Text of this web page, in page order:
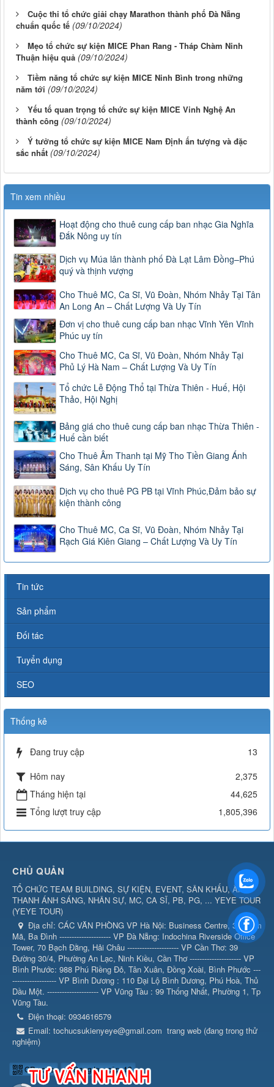
Cuộc thi tổ chức giải chạy Marathon thành phố Đà Nẵng
chuẩn quốc tế (09/10/2024)
Mẹo tổ chức sự kiện MICE Phan Rang - Tháp Chàm Ninh
Thuận hiệu quả (09/10/2024)
Tiềm năng tổ chức sự kiện MICE Ninh Bình trong những
năm tới (09/10/2024)
Yếu tố quan trọng tổ chức sự kiện MICE Vinh Nghệ An
thành công (09/10/2024)
Ý tưởng tổ chức sự kiện MICE Nam Định ấn tượng và đặc
sắc nhất (09/10/2024)
Tin xem nhiều
Hoạt động cho thuê cung cấp ban nhạc Gia Nghĩa
Đắk Nông uy tín
Dịch vụ Múa lân thành phố Đà Lạt Lâm Đồng–Phú
quý và thịnh vượng
Cho Thuê MC, Ca Sĩ, Vũ Đoàn, Nhóm Nhảy Tại Tân
An Long An – Chất Lượng Và Uy Tín
Đơn vị cho thuê cung cấp ban nhạc Vĩnh Yên Vĩnh
Phúc uy tín
Cho Thuê MC, Ca Sĩ, Vũ Đoàn, Nhóm Nhảy Tại
Phủ Lý Hà Nam – Chất Lượng Và Uy Tín
Tổ chức Lễ Động Thổ tại Thừa Thiên - Huế, Hội
Thảo, Hội Nghị
Bảng giá cho thuê cung cấp ban nhạc Thừa Thiên -
Huế cần biết
Cho Thuê Âm Thanh tại Mỹ Tho Tiền Giang Ánh
Sáng, Sân Khấu Uy Tín
Dịch vụ cho thuê PG PB tại Vĩnh Phúc,Đảm bảo sự
kiện thành công
Cho Thuê MC, Ca Sĩ, Vũ Đoàn, Nhóm Nhảy Tại
Rạch Giá Kiên Giang – Chất Lượng Và Uy Tín
Tin tức
Sản phẩm
Đối tác
Tuyển dụng
SEO
Thống kê
Đang truy cập
13
Hôm nay
2,375
Tháng hiện tại
44,625
Tổng lượt truy cập
1,805,396
CHỦ QUẢN
TỔ CHỨC TEAM BUILDING, SỰ KIỆN, EVENT, SÂN KHẤU, ÂM
THANH ÁNH SÁNG, NHÂN SỰ, MC, CA SĨ, PB, PG, ... YEYE TOUR
(YEYE TOUR)
Địa chỉ: CÁC VĂN PHÒNG VP Hà Nội: Business Centre, 360 Kim
Mã, Ba Đình --------------------- VP Đà Nẵng: Indochina Riverside Office
Tower, 70 Bạch Đằng, Hải Châu --------------------- VP Cần Thơ: 39
Đường 30/4, Phường An Lạc, Ninh Kiều, Cần Thơ --------------------- VP
Bình Phước: 988 Phú Riềng Đỏ, Tân Xuân, Đồng Xoài, Bình Phước ---
------------------ VP Bình Dương : 110 Đại Lộ Bình Dương, Phú Hoà, Thủ
Dầu Một. --------------------- VP Vũng Tàu : 99 Thống Nhất, Phường 1, Tp
Vũng Tàu.
Điện thoại: 0934616579
Email: tochucsukienyeye@gmail.com trang web (đang trong thử
nghiệm)
QR-code Đang truy cập: 13